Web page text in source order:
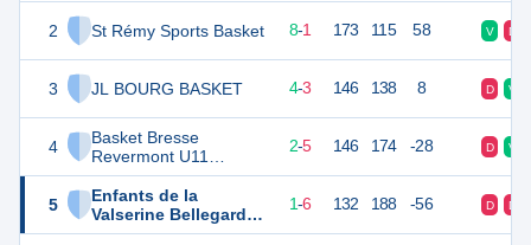
2 St Rémy Sports Basket
3 JL BOURG BASKET
4
Basket Bresse
Revermont U11
Féminines
5
Enfants de la
Valserine Bellegarde
Basket
25 9 8-1 173 115 58 V D
19 4-3 146 138 8 D V
2-5 146 174 -28 D V
1-6 132 188 -56 D D